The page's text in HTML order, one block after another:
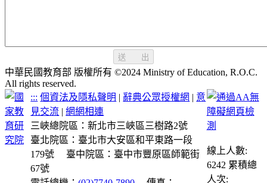
送 出
中華民國教育部 版權所有 ©2024 Ministry of Education, R.O.C.
All rights reserved.
::: 個資法及隱私聲明 | 辭典公眾授權網 | 意
見交流 |網網相連
三峽總院區：新北市三峽區三樹路2號
臺北院區：臺北市大安區和平東路一段
179號
臺中院區：臺中市豐原區師範街
67號
線上人數:
6242 累積總
人次: